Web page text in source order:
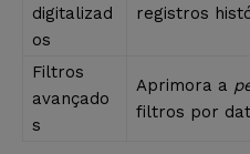
digitalizad
os
registros
Filtros
avançado
s
Aprimora a
filtros por